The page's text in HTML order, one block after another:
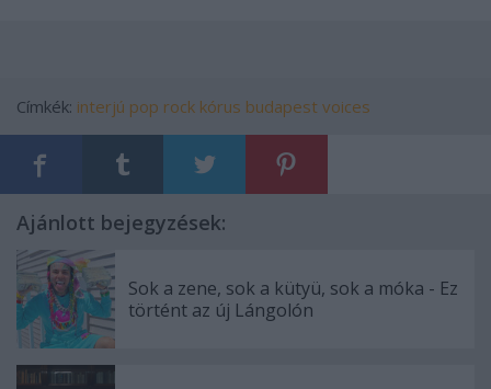
Címkék: interjú pop rock kórus budapest voices
Ajánlott bejegyzések:
Sok a zene, sok a kütyü, sok a móka - Ez
történt az új Lángolón